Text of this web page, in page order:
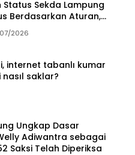
Status Sekda Lampung
Berdasarkan Aturan,
Opini
2026
internet tabanlı kumar
saklar?
Ungkap Dasar
Adiwantra sebagai
Saksi Telah Diperiksa